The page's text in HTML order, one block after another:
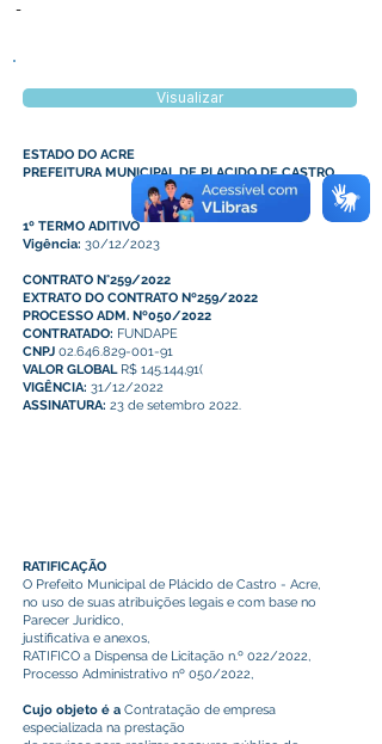
-
Visualizar
ESTADO DO ACRE
PREFEITURA MUNICIPAL DE PLACIDO DE CASTRO
1º TERMO ADITIVO
Vigência: 30/12/2023
CONTRATO N°259/2022
EXTRATO DO CONTRATO Nº259/2022
PROCESSO ADM. Nº050/2022
CONTRATADO: FUNDAPE
CNPJ 02.646.829-001-91
VALOR GLOBAL R$ 145.144,91(
VIGÊNCIA: 31/12/2022
ASSINATURA: 23 de setembro 2022.
RATIFICAÇÃO
O Prefeito Municipal de Plácido de Castro - Acre,
no uso de suas atribuições legais e com base no
Parecer Jurídico,
justificativa e anexos,
RATIFICO a Dispensa de Licitação n.º 022/2022,
Processo Administrativo nº 050/2022,
Cujo objeto é a Contratação de empresa
especializada na prestação